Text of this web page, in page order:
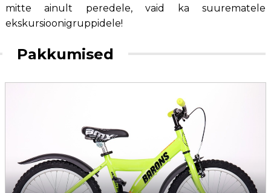
mitte ainult peredele, vaid ka suurematele
ekskursioonigruppidele!
Pakkumised